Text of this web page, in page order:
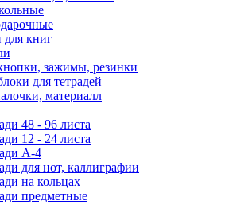
для книг
зажимы, резинки
для тетрадей
материалл
48 - 96 листа
12 - 24 листа
А-4
для нот, каллиграфии
на кольцах
предметные